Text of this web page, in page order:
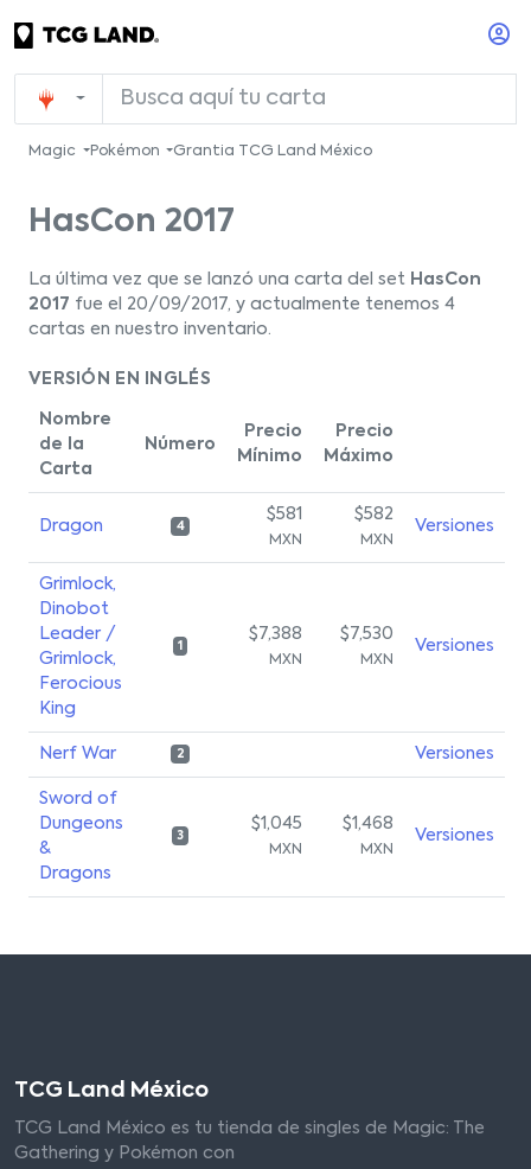
Magic Pokémon Grantia TCG Land México
HasCon 2017
La última vez que se lanzó una carta del set HasCon
2017 fue el 20/09/2017, y actualmente tenemos 4
cartas en nuestro inventario.
VERSIÓN EN INGLÉS
Nombre
de la
Carta
Número
Precio
Mínimo
Precio
Máximo
Dragon 4
$581
MXN
$582
MXN
Versiones
Grimlock,
Dinobot
Leader /
Grimlock,
Ferocious
King
1
$7,388
MXN
$7,530
MXN
Versiones
Nerf War 2 Versiones
Sword of
Dungeons
&
Dragons
3
$1,045
MXN
$1,468
MXN
Versiones
TCG Land México
TCG Land México es tu tienda de singles de Magic: The
Gathering y Pokémon con